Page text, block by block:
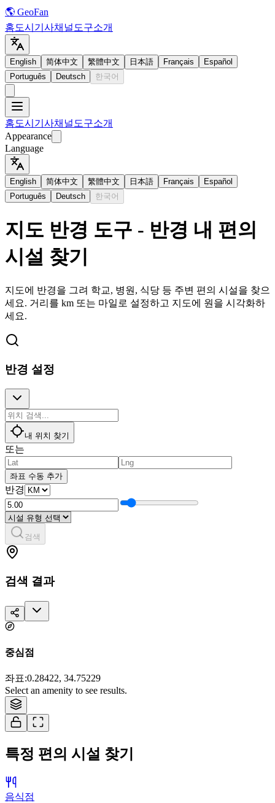
🌎 GeoFan
홈도시 기사채널 도구소개
English 简体中文 繁體中文 日本語 Français
Español
Português
Deutsch 한국어
홈도시 기사채널 도구소개
Appearance
Language
English 简体中文 繁體中文 日本語 Français
Español
Português
Deutsch 한국어
지도 반경 도구 - 반경 내 편의
시설 찾기
지도에 반경을 그려 학교, 병원, 식당 등 주변 편의 시설을 찾으
세요. 거리를 km 또는 마일로 설정하고 지도에 원을 시각화하
세요.
반경 설정
내 위치 찾기
또는
좌표 수동 추가
반경
검색
검색 결과
중심점
좌표:0.28422, 34.75229
Select an amenity to see results.
Tiles © Esri — Source: Esri, i-cubed, USDA, USGS, AEX, GeoEye,
Getmapping, Aerogrid, IGN, IGP, and the GIS User Community
특정 편의 시설 찾기
음식점